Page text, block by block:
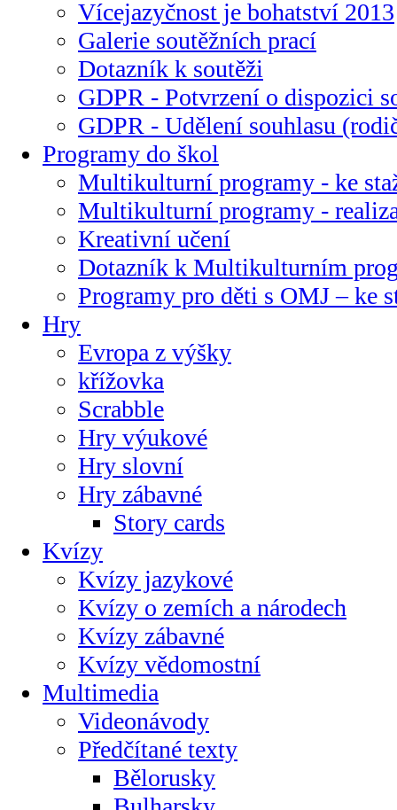
Vícejazyčnost je bohatství 2013
Galerie soutěžních prací
Dotazník k soutěži
GDPR - Potvrzení o dispozici
GDPR - Udělení souhlasu
Programy do škol
Multikulturní programy - ke
Multikulturní programy -
Kreativní učení
Dotazník k Multikulturním
Programy pro děti s OMJ – ke
Hry
Evropa z výšky
křížovka
Scrabble
Hry výukové
Hry slovní
Hry zábavné
Story cards
Kvízy
Kvízy jazykové
Kvízy o zemích a národech
Kvízy zábavné
Kvízy vědomostní
Multimedia
Videonávody
Předčítané texty
Bělorusky